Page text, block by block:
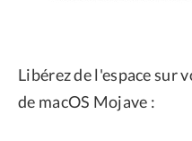
Libérez de l'espace sur
de macOS Mojave :